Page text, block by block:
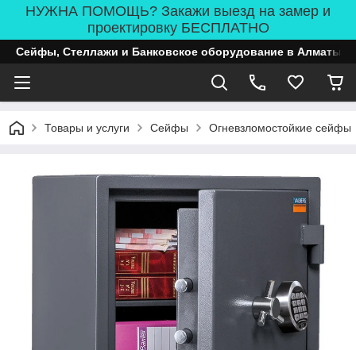
НУЖНА ПОМОЩЬ? Закажи выезд на замер и
проектировку БЕСПЛАТНО
Сейфы, Стеллажи и Банковское оборудование в Алматы
Товары и услуги Сейфы Огневзломостойкие сейфы